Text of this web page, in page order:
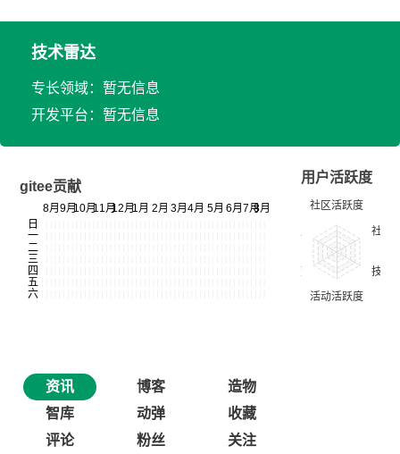
技术雷达
专长领域：暂无信息
开发平台：暂无信息
gitee贡献
用户活跃度
资讯 博客
造物
智库
动弹
收藏
评论
粉丝 关注